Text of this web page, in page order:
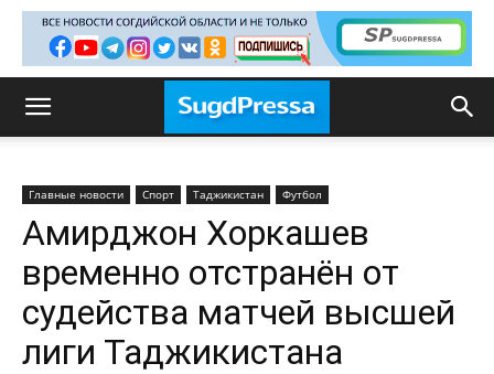
Главные новости Спорт Таджикистан Футбол
Амирджон Хоркашев
временно отстранён от
судейства матчей высшей
лиги Таджикистана